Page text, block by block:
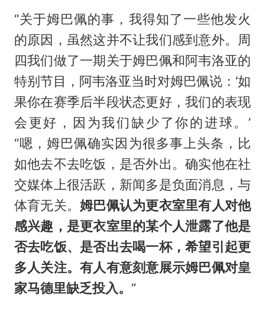
“关于姆巴佩的事，我得知了一些他发火
的原因，虽然这并不让我们感到意外。周
四我们做了一期关于姆巴佩和阿韦洛亚的
特别节目，阿韦洛亚当时对姆巴佩说：‘如
果你在赛季后半段状态更好，我们的表现
会更好，因为我们缺少了你的进球。’
“嗯，姆巴佩确实因为很多事上头条，比
如他去不去吃饭，是否外出。确实他在社
交媒体上很活跃，新闻多是负面消息，与
体育无关。姆巴佩认为更衣室里有人对他
感兴趣，是更衣室里的某个人泄露了他是
否去吃饭、是否出去喝一杯，希望引起更
多人关注。有人有意刻意展示姆巴佩对皇
家马德里缺乏投入。 ”